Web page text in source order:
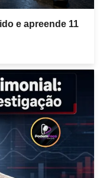
e apreende 11